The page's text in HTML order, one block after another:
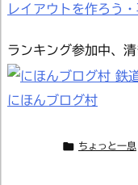
レイアウトを作ろう
ランキング参加中、
にほんブログ村
 ちょっと一息